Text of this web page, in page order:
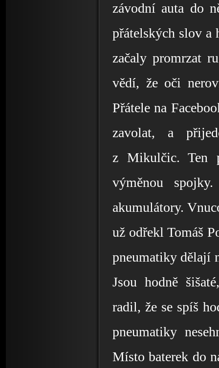
závodní auta do
přátelských slov a
začaly promrzat
vědí, že oči
Přátele na
zavolat, a
z Mikulčic. Ten
výměnou
akumulátory.
už odřekl Tomáš
pneumatiky dělají
Jsou hodně
radil, že se spíš
pneumatiky
Místo baterek do